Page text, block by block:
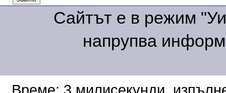
Сайтът е в режим
напрупва